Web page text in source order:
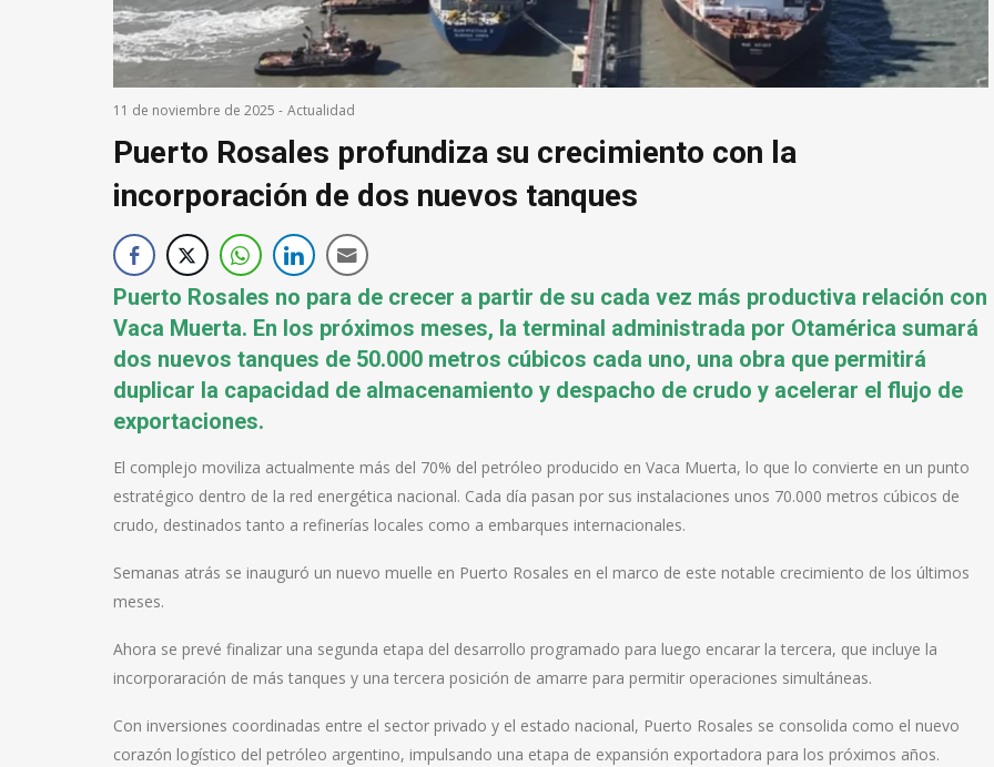
11 de noviembre de 2025 - Actualidad
Puerto Rosales profundiza su crecimiento con la
incorporación de dos nuevos tanques
Puerto Rosales no para de crecer a partir de su cada vez más productiva relación con
Vaca Muerta. En los próximos meses, la terminal administrada por Otamérica sumará
dos nuevos tanques de 50.000 metros cúbicos cada uno, una obra que permitirá
duplicar la capacidad de almacenamiento y despacho de crudo y acelerar el flujo de
exportaciones.
El complejo moviliza actualmente más del 70% del petróleo producido en Vaca Muerta, lo que lo convierte en un punto
estratégico dentro de la red energética nacional. Cada día pasan por sus instalaciones unos 70.000 metros cúbicos de
crudo, destinados tanto a refinerías locales como a embarques internacionales.
Semanas atrás se inauguró un nuevo muelle en Puerto Rosales en el marco de este notable crecimiento de los últimos
meses.
Ahora se prevé finalizar una segunda etapa del desarrollo programado para luego encarar la tercera, que incluye la
incorporaración de más tanques y una tercera posición de amarre para permitir operaciones simultáneas.
Con inversiones coordinadas entre el sector privado y el estado nacional, Puerto Rosales se consolida como el nuevo
corazón logístico del petróleo argentino, impulsando una etapa de expansión exportadora para los próximos años.